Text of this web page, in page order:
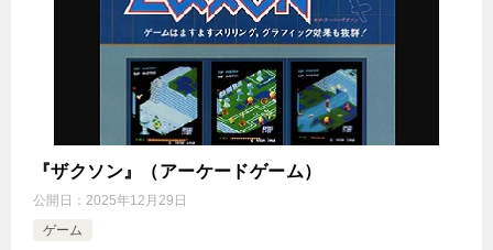
『ザクソン』（アーケードゲーム）
公開日： 2025年12月29日
ゲーム